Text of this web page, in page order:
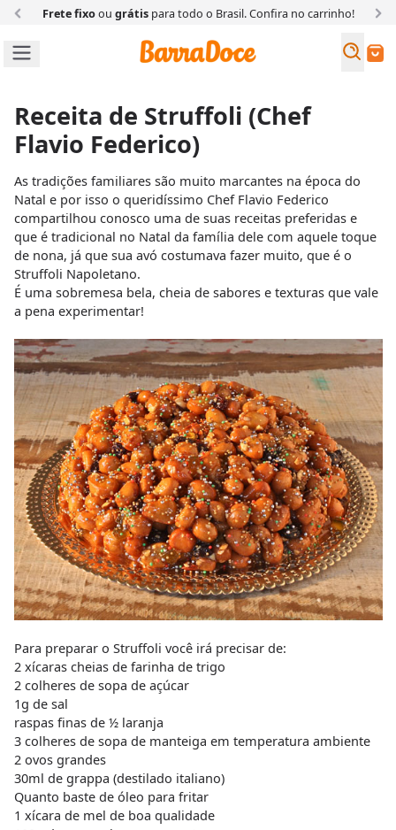
Frete fixoou grátispara todo o Brasil. Confira no carrinho!
Buscar
Receita de Struffoli (Chef
Flavio Federico)
As tradições familiares são muito marcantes na época do
Natal e por isso o queridíssimo Chef Flavio Federico
compartilhou conosco uma de suas receitas preferidas e
que é tradicional no Natal da família dele com aquele toque
de nona, já que sua avó costumava fazer muito, que é o
Struffoli Napoletano.
É uma sobremesa bela, cheia de sabores e texturas que vale
a pena experimentar!
Para preparar o Struffoli você irá precisar de:
2 xícaras cheias de farinha de trigo
2 colheres de sopa de açúcar
1g de sal
raspas finas de ½ laranja
3 colheres de sopa de manteiga em temperatura ambiente
2 ovos grandes
30ml de grappa (destilado italiano)
Quanto baste de óleo para fritar
1 xícara de mel de boa qualidade